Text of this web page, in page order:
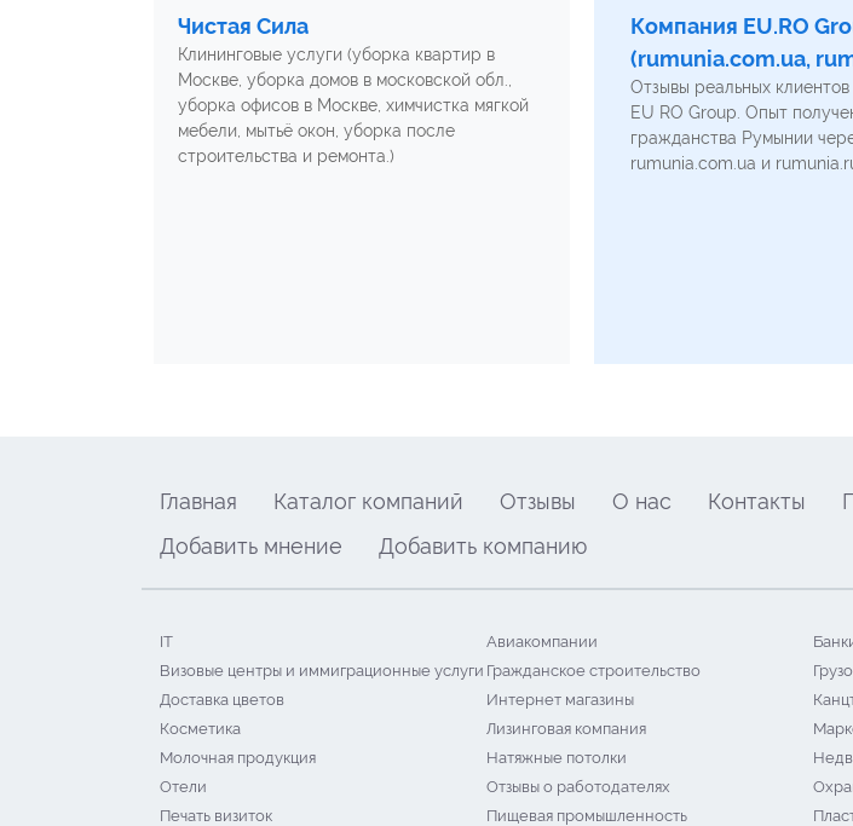
Чистая Сила
Клининговые услуги (уборка квартир в
Москве, уборка домов в московской обл.,
уборка офисов в Москве, химчистка мягкой
мебели, мытьё окон, уборка после
строительства и ремонта.)
Компания EU.RO
(rumunia.com.ua,
Отзывы реальных
EU RO Group. Опыт
гражданства Румынии
rumunia.com.ua и
Главная Каталог компаний Отзывы О нас Контакты
Добавить мнение
Добавить компанию
IT Авиакомпании
Визовые центры и иммиграционные услуги Гражданское строительство
Доставка цветов
Интернет магазины
Косметика
Лизинговая компания
Молочная продукция
Натяжные потолки
Отели
Отзывы о работодателях
Печать визиток
Пищевая промышленность